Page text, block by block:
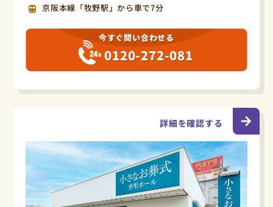
京阪本線「牧野駅」から車で7分
今すぐ問い合わせる
0120-272-081
詳細を確認する